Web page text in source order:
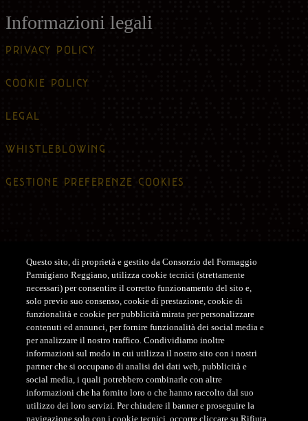
Informazioni legali
PRIVACY POLICY
COOKIE POLICY
LEGAL
WHISTLEBLOWING
GESTIONE PREFERENZE COOKIES
Assistenza
ASSISTENZA CLIENTI SHOP
Tel. +39 0522-122122
customerservice@parmigianoreggiano.it
ASSISTENZA CLIENTI CONCORSO
Tel. +39 379 193 8871
Questo sito, di proprietà e gestito da Consorzio del Formaggio
Parmigiano Reggiano, utilizza cookie tecnici (strettamente
necessari) per consentire il corretto funzionamento del sito e,
solo previo suo consenso, cookie di prestazione, cookie di
funzionalità e cookie per pubblicità mirata per personalizzare
contenuti ed annunci, per fornire funzionalità dei social media e
per analizzare il nostro traffico. Condividiamo inoltre
informazioni sul modo in cui utilizza il nostro sito con i nostri
partner che si occupano di analisi dei dati web, pubblicità e
social media, i quali potrebbero combinarle con altre
informazioni che ha fornito loro o che hanno raccolto dal suo
utilizzo dei loro servizi. Per chiudere il banner e proseguire la
navigazione solo con i cookie tecnici, occorre cliccare su Rifiuta